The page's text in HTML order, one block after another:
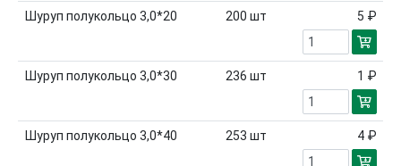
Шуруп полукольцо 3,0*20 200 шт 5 ₽
Шуруп полукольцо 3,0*30 236 шт 1 ₽
Шуруп полукольцо 3,0*40 253 шт 4 ₽